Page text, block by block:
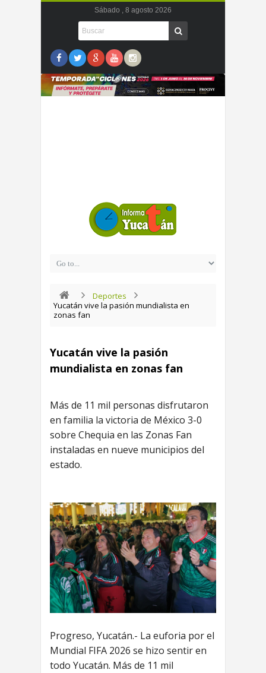
Sábado , 8 agosto 2026
Deportes
Yucatán vive la pasión mundialista en
zonas fan
Yucatán vive la pasión
mundialista en zonas fan
Más de 11 mil personas disfrutaron
en familia la victoria de México 3-0
sobre Chequia en las Zonas Fan
instaladas en nueve municipios del
estado.
Progreso, Yucatán.- La euforia por el
Mundial FIFA 2026 se hizo sentir en
todo Yucatán. Más de 11 mil